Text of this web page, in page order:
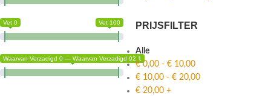
Vet 0 Vet 100
Waarvan Verzadigd 0 — Waarvan Verzadigd 92.1
PRIJSFILTER
Alle
€0,00 - € 10,00
€ 10,00 - € 20,00
€ 20,00 +